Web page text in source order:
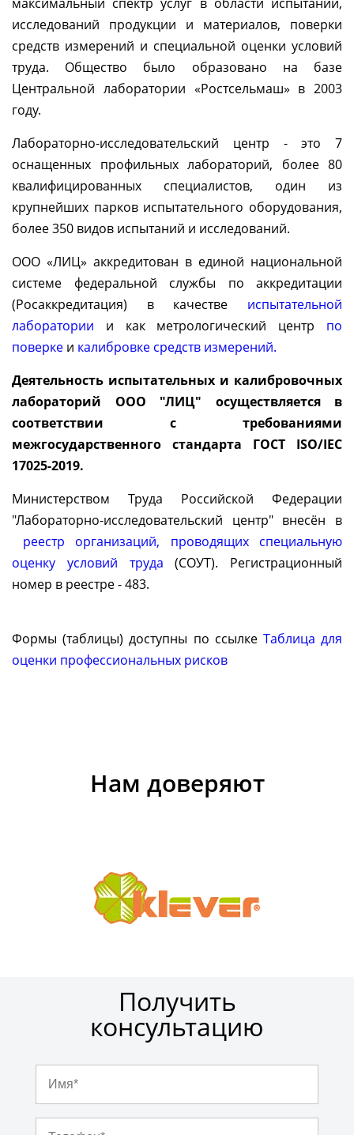
максимальный спектр услуг в области испытаний,
исследований продукции и материалов, поверки
средств измерений и специальной оценки условий
труда. Общество было образовано на базе
Центральной лаборатории «Ростсельмаш» в 2003
году.
Лабораторно-исследовательский центр - это 7
оснащенных профильных лабораторий, более 80
квалифицированных специалистов, один из
крупнейших парков испытательного оборудования,
более 350 видов испытаний и исследований.
ООО «ЛИЦ» аккредитован в единой национальной
системе федеральной службы по аккредитации
(Росаккредитация) в качестве испытательной
лаборатории и как метрологический центр по
поверке и калибровке средств измерений.
Деятельность испытательных и калибровочных
лабораторий ООО "ЛИЦ" осуществляется в
соответствии с требованиями
межгосударственного стандарта ГОСТ ISO/IEC
17025-2019.
Министерством Труда Российской Федерации
"Лабораторно-исследовательский центр" внесён в
реестр организаций, проводящих специальную
оценку условий труда (СОУТ). Регистрационный
номер в реестре - 483.
Формы (таблицы) доступны по ссылке Таблица для
оценки профессиональных рисков
Нам доверяют
Получить
консультацию